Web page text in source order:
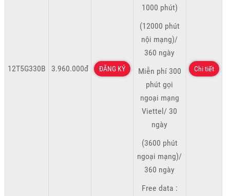
12T5G330B 3.960.000đ ĐĂNG KÝ
1000 phút)
(12000 phút
nội mạng)/
360 ngày
Miễn phí 300
phút gọi
ngoại mạng
Viettel/ 30
ngày
(3600 phút
ngoại mạng)/
360 ngày
Free data :
Chi tiết